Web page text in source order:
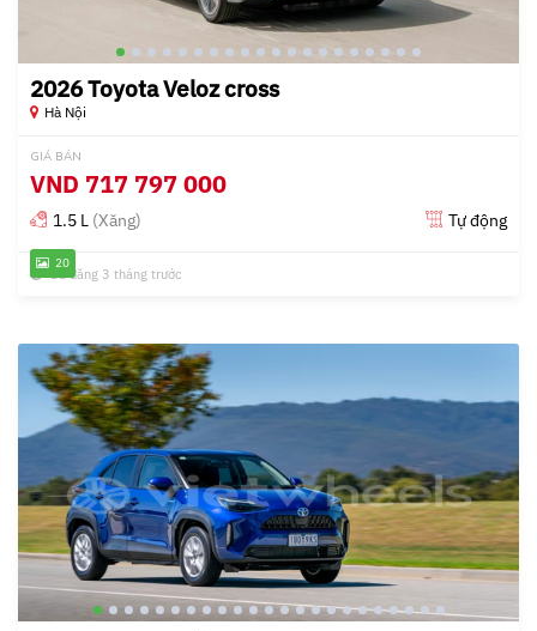
20
2026 Toyota Veloz cross
Hà Nội
GIÁ BÁN
VND 717 797 000
1.5 L (Xăng) Tự động
Đã đăng 3 tháng trước